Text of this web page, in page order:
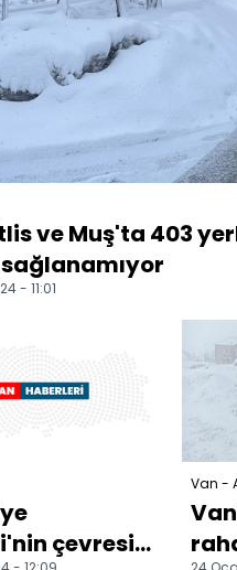
ve Muş'ta 403
- 11:01
çevresi
Van -